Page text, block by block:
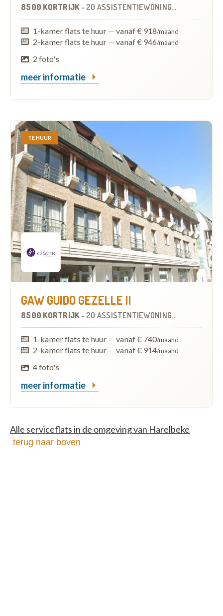
8500 KORTRIJK - 20 ASSISTENTIEWONINGEN
1-kamer flats te huur — vanaf € 918/maand
2-kamer flats te huur — vanaf € 946/maand
2 foto's
meer informatie
TE HUUR
GAW GUIDO GEZELLE II
8500 KORTRIJK - 20 ASSISTENTIEWONINGEN
1-kamer flats te huur — vanaf € 740/maand
2-kamer flats te huur — vanaf € 914/maand
4 foto's
meer informatie
Alle serviceflats in de omgeving van Harelbeke
terug naar boven